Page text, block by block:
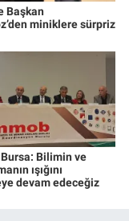
Başkan
miniklere sürpriz
Bilimin ve
ışığını
devam edeceğiz